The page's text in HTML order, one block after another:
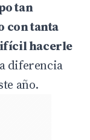
tan
con tanta
hacerle
diferencia
año.